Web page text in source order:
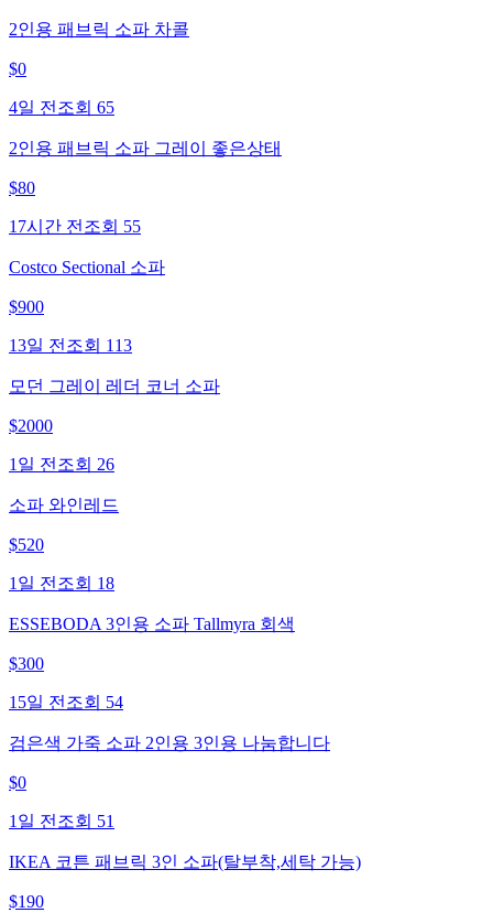
2인용 패브릭 소파 차콜
$0
4일 전 조회 65
2인용 패브릭 소파 그레이 좋은상태
$80
17시간 전 조회 55
Costco Sectional 소파
$900
13일 전 조회 113
모던 그레이 레더 코너 소파
$2000
1일 전 조회 26
소파 와인레드
$520
1일 전 조회 18
ESSEBODA 3인용 소파 Tallmyra 회색
$300
15일 전 조회 54
검은색 가죽 소파 2인용 3인용 나눔합니다
$0
1일 전 조회 51
IKEA 코튼 패브릭 3인 소파(탈부착,세탁 가능)
$190